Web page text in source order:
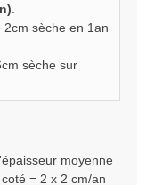
sèche en 1an
sèche sur
moyenne
= 2 x 2 cm/an